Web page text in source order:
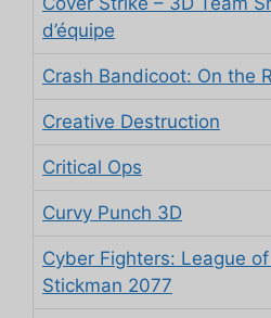
d’équipe
Crash Bandicoot: On the
Creative Destruction
Critical Ops
Curvy Punch 3D
Cyber Fighters: League
Stickman 2077